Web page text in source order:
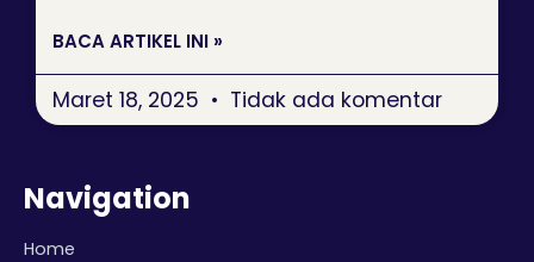
BACA ARTIKEL INI »
Maret 18, 2025 Tidak ada komentar
Navigation
Home